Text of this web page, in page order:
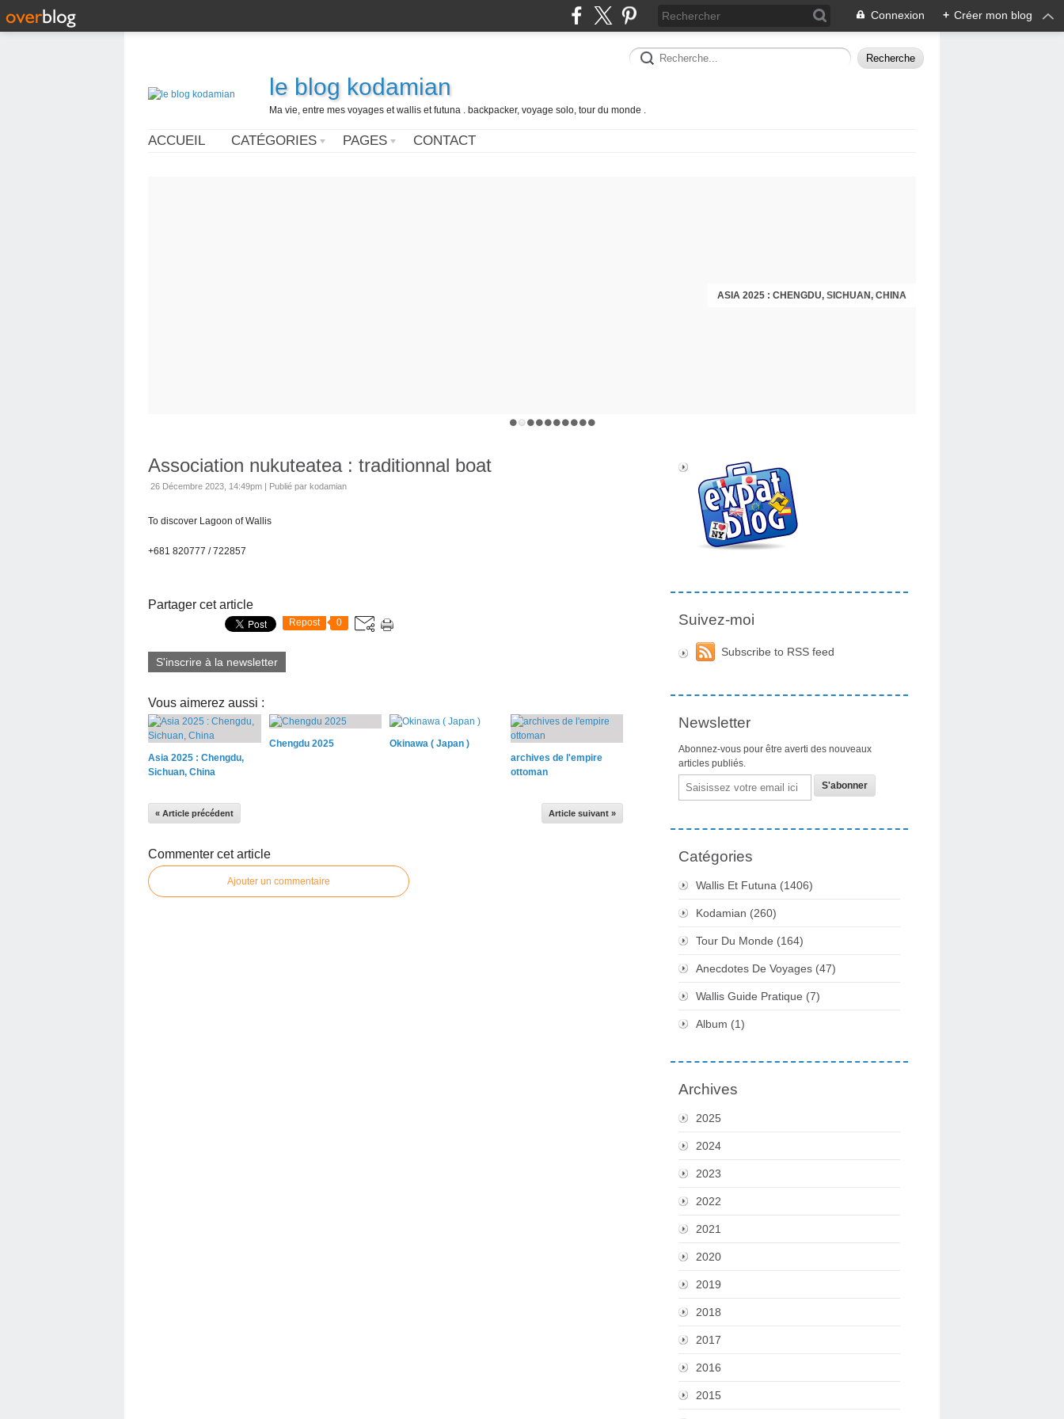
Connexion + Créer mon blog
le blog kodamian
Ma vie, entre mes voyages et wallis et futuna . backpacker, voyage solo, tour du monde .
ACCUEIL CATÉGORIES PAGES CONTACT
ASIA 2025 : CHENGDU, SICHUAN, CHINA
CHENGDU 2025
Association nukuteatea : traditionnal boat
26 Décembre 2023, 14:49pm | Publié par kodamian
To discover Lagoon of Wallis
+681 820777 / 722857
Partager cet article
Repost 0
S'inscrire à la newsletter
Vous aimerez aussi :
Asia 2025 : Chengdu,
Sichuan, China
Chengdu 2025
Okinawa ( Japan )
archives de l'empire
ottoman
« Article précédent Article suivant »
Commenter cet article
Ajouter un commentaire
Suivez-moi
Subscribe to RSS feed
Newsletter
Abonnez-vous pour être averti des nouveaux
articles publiés.
Email
Catégories
Wallis Et Futuna (1406)
Kodamian (260)
Tour Du Monde (164)
Anecdotes De Voyages (47)
Wallis Guide Pratique (7)
Album (1)
Archives
2025
2024
2023
2022
2021
2020
2019
2018
2017
2016
2015